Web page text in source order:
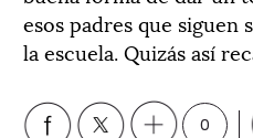
esos padres que siguen
la escuela. Quizás así
0